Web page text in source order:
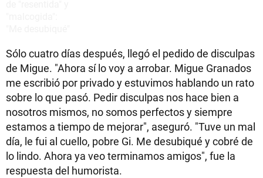
Sólo cuatro días después, llegó el pedido de disculpas
de Migue. "Ahora sí lo voy a arrobar. Migue Granados
me escribió por privado y estuvimos hablando un rato
sobre lo que pasó. Pedir disculpas nos hace bien a
nosotros mismos, no somos perfectos y siempre
estamos a tiempo de mejorar", aseguró. "Tuve un mal
día, le fui al cuello, pobre Gi. Me desubiqué y cobré de
lo lindo. Ahora ya veo terminamos amigos", fue la
respuesta del humorista.